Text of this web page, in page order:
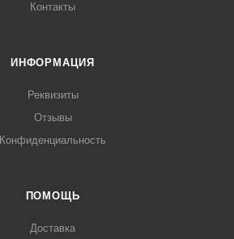
Контакты
ИНФОРМАЦИЯ
Реквизиты
Отзывы
Конфиденциальность
ПОМОЩЬ
Доставка